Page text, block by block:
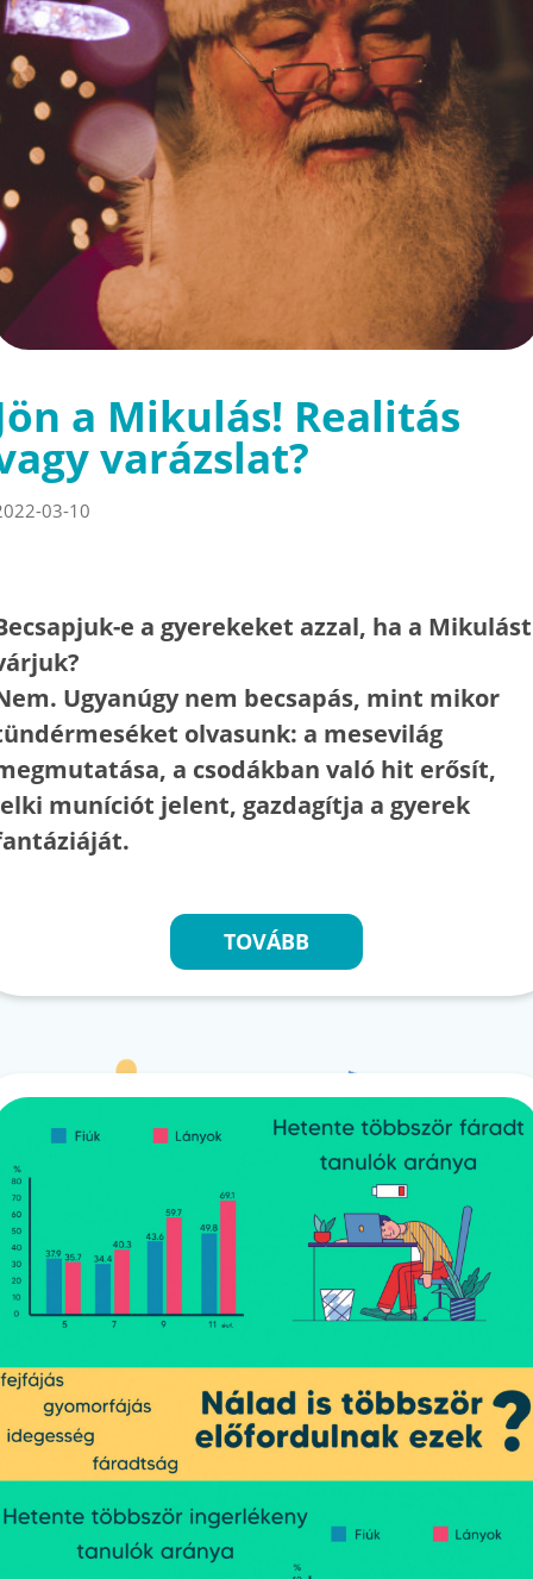
a Mikulás! Realitás
varázslat?
03-10
e a gyerekeket azzal, ha a Mikulást
Ugyanúgy nem becsapás, mint mikor
olvasunk: a mesevilág
a csodákban való hit erősít,
muníciót jelent, gazdagítja a gyerek
TOVÁBB